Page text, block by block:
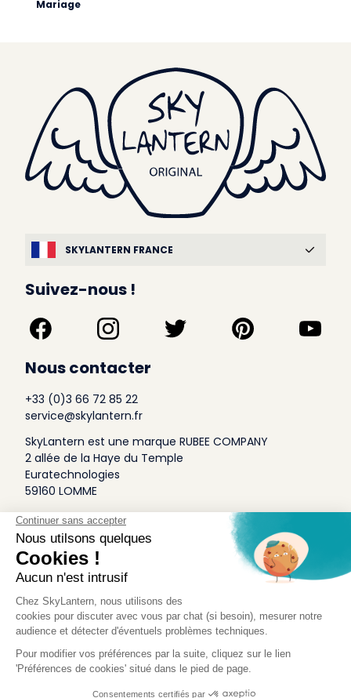
Mariage
SKYLANTERN FRANCE
Suivez-nous !
Nous contacter
+33 (0)3 66 72 85 22
service@skylantern.fr
SkyLantern est une marque RUBEE COMPANY
2 allée de la Haye du Temple
Euratechnologies
59160 LOMME
A Propos
Qui sommes-nous
Conditions générales de Vente
Mentions légales
Politique Antispam
Idée Design
Skylantern Original in the UK